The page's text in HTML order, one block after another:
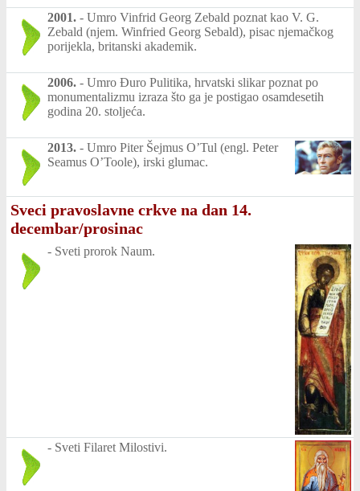
2001. - Umro Vinfrid Georg Zebald poznat kao V. G.
Zebald (njem. Winfried Georg Sebald), pisac njemačkog
porijekla, britanski akademik.
2006. - Umro Đuro Pulitika, hrvatski slikar poznat po
monumentalizmu izraza što ga je postigao osamdesetih
godina 20. stoljeća.
2013. - Umro Piter Šejmus O’Tul (engl. Peter
Seamus O’Toole), irski glumac.
Sveci pravoslavne crkve na dan 14.
decembar/prosinac
- Sveti prorok Naum.
- Sveti Filaret Milostivi.